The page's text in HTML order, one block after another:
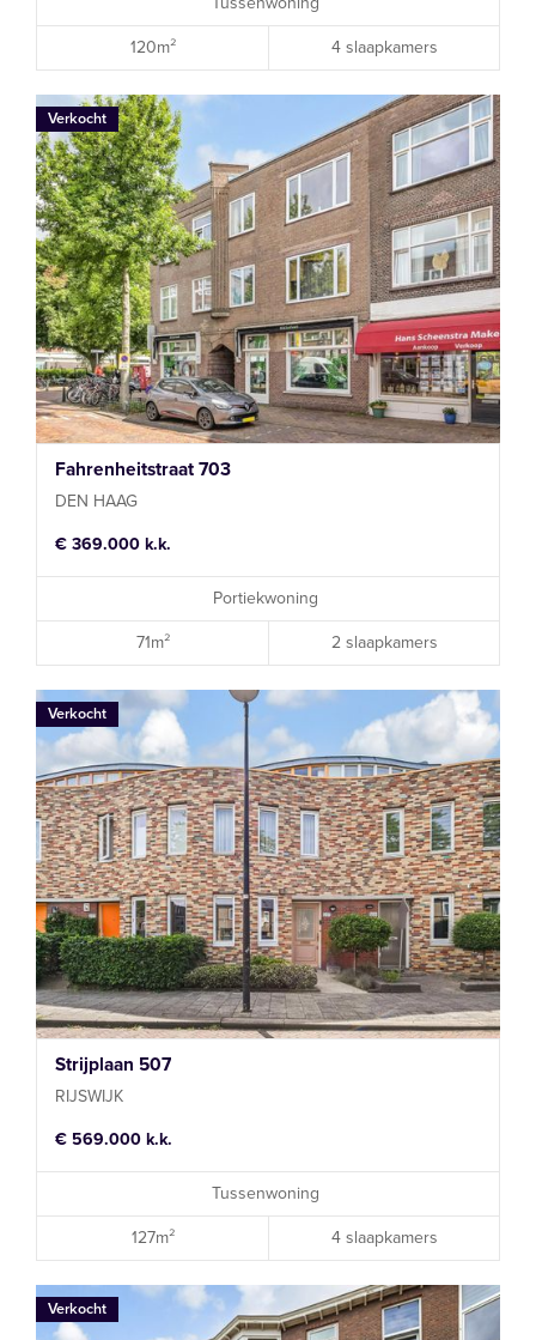
120m² 4 slaapkamers
Verkocht
Fahrenheitstraat 703
DEN HAAG
€ 369.000 k.k.
Portiekwoning
71m² 2 slaapkamers
Verkocht
Strijplaan 507
RIJSWIJK
€ 569.000 k.k.
Tussenwoning
127m² 4 slaapkamers
Verkocht